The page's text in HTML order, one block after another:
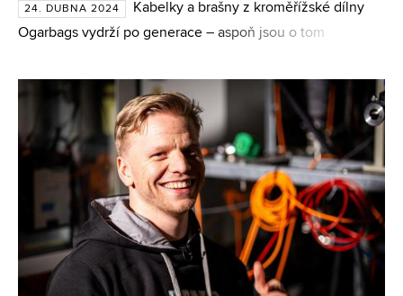
24. DUBNA 2024
Kabelky a brašny z kroměřížské dílny
Ogarbags vydrží po generace – aspoň jsou o tom
Vaculík z FSI a Nikol Dudová z Fakulty podnikatelské.